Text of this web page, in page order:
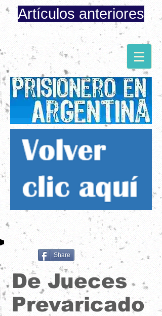
Artículos anteriores
Página iniciada en Febrero 8, 2015
Share
De Jueces
Prevaricado